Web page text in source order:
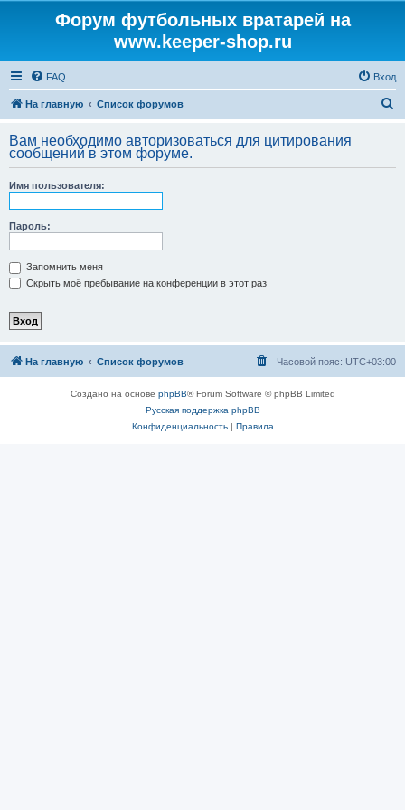
Форум футбольных вратарей на
www.keeper-shop.ru
FAQ Вход
На главную Список форумов
с
Вам необходимо авторизоваться для цитирования
сообщений в этом форуме.
Имя пользователя:
Пароль:
Запомнить меня
Скрыть моё пребывание на конференции в этот раз
На главную Список форумов Часовой пояс: UTC+03:00
Создано на основе phpBB® Forum Software © phpBB Limited
Русская поддержка phpBB
Конфиденциальность| Правила